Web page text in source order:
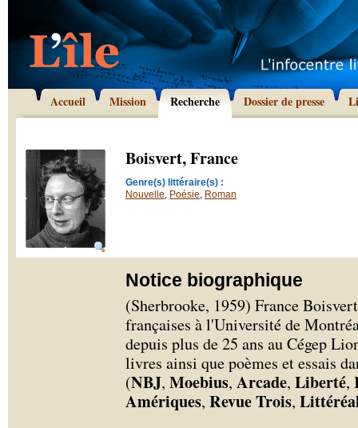
Accueil Mission Recherche Dossier de presse
Boisvert, France
Genre(s) littéraire(s) :
Nouvelle, Poésie, Roman
Notice biographique
(Sherbrooke, 1959) France
françaises à l'Université de
depuis plus de 25 ans au Cégep
livres ainsi que poèmes et essais
(NBJ, Moebius, Arcade, Liberté,
Amériques, Revue Trois,